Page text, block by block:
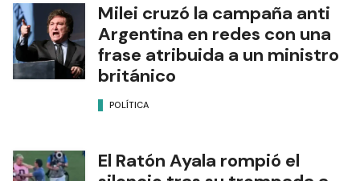
Milei cruzó la campaña anti
Argentina en redes con una
frase atribuida a un ministro
británico
POLÍTICA
El Ratón Ayala rompió el